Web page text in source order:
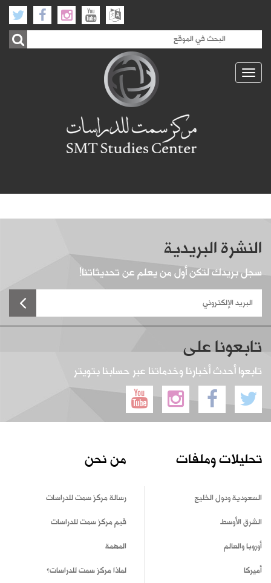
Toggle
navigation
النشرة البريدية
سجل بريدك لتكن أول من يعلم عن تحديثاتنا!
تابعونا على
تابعوا أحدث أخبارنا وخدماتنا عبر حسابنا بتويتر
تحليلات وملفات
السعودية ودول الخليج
الشرق الأوسط
أوروبا والعالم
أميركا
من نحن
رسالة مركز سمت للدراسات
قيم مركز سمت للدراسات
المهمة
لماذا مركز سمت للدراسات؟